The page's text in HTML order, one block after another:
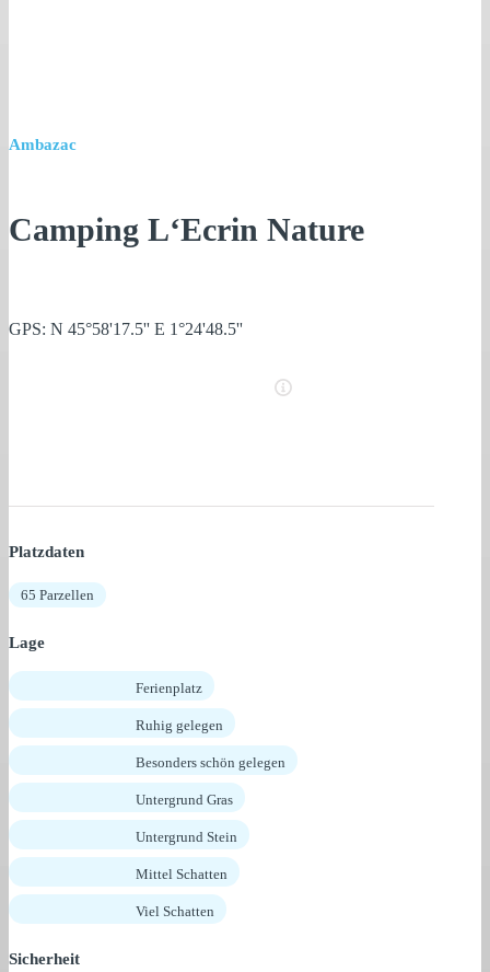
Ambazac
Camping L‘Ecrin Nature
GPS: N 45°58'17.5'' E 1°24'48.5''
Platzdaten
65 Parzellen
Lage
Ferienplatz
Ruhig gelegen
Besonders schön gelegen
Untergrund Gras
Untergrund Stein
Mittel Schatten
Viel Schatten
Sicherheit